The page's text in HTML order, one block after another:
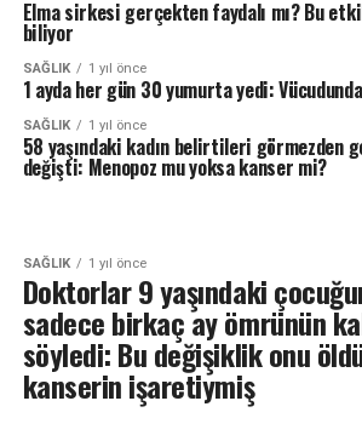
Elma sirkesi gerçekten faydalı mı? Bu
biliyor
SAĞLIK 1 yıl önce
1 ayda her gün 30 yumurta yedi:
SAĞLIK 1 yıl önce
58 yaşındaki kadın belirtileri görmezden
değişti: Menopoz mu yoksa kanser mi?
SAĞLIK 1 yıl önce
Doktorlar 9 yaşındaki
sadece birkaç ay ömrünün
söyledi: Bu değişiklik onu
kanserin işaretiymiş